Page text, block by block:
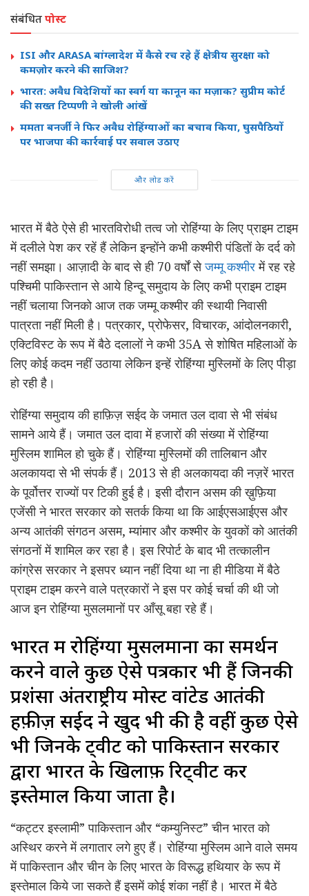
संबंधितपोस्ट
ISI और ARASA बांग्लादेश में कैसे रच रहे हैं क्षेत्रीय सुरक्षा को
कमज़ोर करने की साजिश?
भारत: अवैध विदेशियों का स्वर्ग या कानून का मज़ाक? सुप्रीम कोर्ट
की सख्त टिप्पणी ने खोली आंखें
ममता बनर्जी ने फिर अवैध रोहिंग्याओं का बचाव किया, घुसपैठियों
पर भाजपा की कार्रवाई पर सवाल उठाए
और लोड करें
भारत में बैठे ऐसे ही भारतविरोधी तत्व जो रोहिंग्या के लिए प्राइम टाइम
में दलीले पेश कर रहें हैं लेकिन इन्होंने कभी कश्मीरी पंडितों के दर्द को
नहीं समझा। आज़ादी के बाद से ही 70 वर्षों सेजम्मू कश्मीरमें रह रहे
पश्चिमी पाकिस्तान से आये हिन्दू समुदाय के लिए कभी प्राइम टाइम
नहीं चलाया जिनको आज तक जम्मू कश्मीर की स्थायी निवासी
पात्रता नहीं मिली है। पत्रकार, प्रोफेसर, विचारक, आंदोलनकारी,
एक्टिविस्ट के रूप में बैठे दलालों ने कभी 35A से शोषित महिलाओं के
लिए कोई कदम नहीं उठाया लेकिन इन्हें रोहिंग्या मुस्लिमों के लिए पीड़ा
हो रही है।
रोहिंग्या समुदाय की हाफ़िज़ सईद के जमात उल दावा से भी संबंध
सामने आये हैं। जमात उल दावा में हजारों की संख्या में रोहिंग्या
मुस्लिम शामिल हो चुके हैं। रोहिंग्या मुस्लिमों की तालिबान और
अलकायदा से भी संपर्क हैं। 2013 से ही अलकायदा की नज़रें भारत
के पूर्वोत्तर राज्यों पर टिकी हुई है। इसी दौरान असम की ख़ुफ़िया
एजेंसी ने भारत सरकार को सतर्क किया था कि आईएसआईएस और
अन्य आतंकी संगठन असम, म्यांमार और कश्मीर के युवकों को आतंकी
संगठनों में शामिल कर रहा है। इस रिपोर्ट के बाद भी तत्कालीन
कांग्रेस सरकार ने इसपर ध्यान नहीं दिया था ना ही मीडिया में बैठे
प्राइम टाइम करने वाले पत्रकारों ने इस पर कोई चर्चा की थी जो
आज इन रोहिंग्या मुसलमानों पर आँसू बहा रहे हैं।
भारत में रोहिंग्या मुसलमानों का समर्थन
करने वाले कुछ ऐसे पत्रकार भी हैं जिनकी
प्रशंसा अंतराष्ट्रीय मोस्ट वांटेड आतंकी
हफ़ीज़ सईद ने खुद भी की है वहीं कुछ ऐसे
भी जिनके ट्वीट को पाकिस्तान सरकार
द्वारा भारत के खिलाफ़ रिट्वीट कर
इस्तेमाल किया जाता है।
“कट्टर इस्लामी” पाकिस्तान और “कम्युनिस्ट” चीन भारत को
अस्थिर करने में लगातार लगे हुए हैं। रोहिंग्या मुस्लिम आने वाले समय
में पाकिस्तान और चीन के लिए भारत के विरूद्ध हथियार के रूप में
इस्तेमाल किये जा सकते हैं इसमें कोई शंका नहीं है। भारत में बैठे